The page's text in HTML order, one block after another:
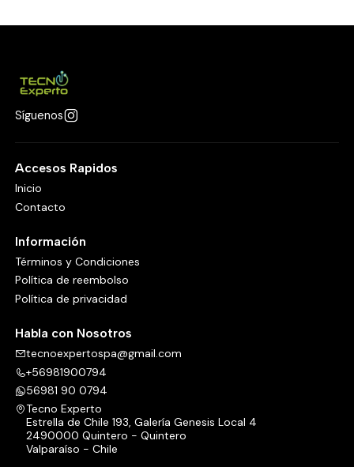
Síguenos
Accesos Rapidos
Inicio
Contacto
Información
Términos y Condiciones
Política de reembolso
Política de privacidad
Habla con Nosotros
tecnoexpertospa@gmail.com
+56981900794
56981 90 0794
Tecno Experto
Estrella de Chile 193, Galería Genesis Local 4
2490000 Quintero - Quintero
Valparaíso - Chile